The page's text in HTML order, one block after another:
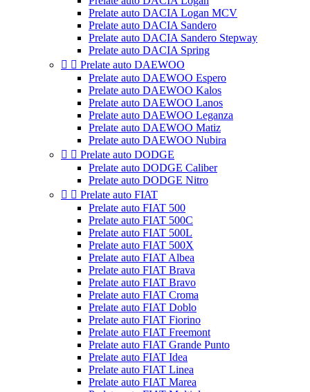
Prelate auto DACIA Logan MCV
Prelate auto DACIA Sandero
Prelate auto DACIA Sandero Stepway
Prelate auto DACIA Spring
  Prelate auto DAEWOO
Prelate auto DAEWOO Espero
Prelate auto DAEWOO Kalos
Prelate auto DAEWOO Lanos
Prelate auto DAEWOO Leganza
Prelate auto DAEWOO Matiz
Prelate auto DAEWOO Nubira
  Prelate auto DODGE
Prelate auto DODGE Caliber
Prelate auto DODGE Nitro
  Prelate auto FIAT
Prelate auto FIAT 500
Prelate auto FIAT 500C
Prelate auto FIAT 500L
Prelate auto FIAT 500X
Prelate auto FIAT Albea
Prelate auto FIAT Brava
Prelate auto FIAT Bravo
Prelate auto FIAT Croma
Prelate auto FIAT Doblo
Prelate auto FIAT Fiorino
Prelate auto FIAT Freemont
Prelate auto FIAT Grande Punto
Prelate auto FIAT Idea
Prelate auto FIAT Linea
Prelate auto FIAT Marea